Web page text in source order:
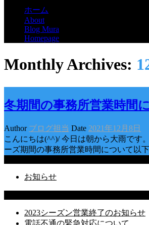
ホーム
About
Blog Mura
Homepage
Monthly Archives:
冬期間の事務所営業時間
Author ブログ担当 Date 2021年12月8日
こんにちは(^^)/ 今日は朝から大雨です
ーズ期間の事務所営業時間について以
お知らせ
2023シーズン営業終了のお知らせ